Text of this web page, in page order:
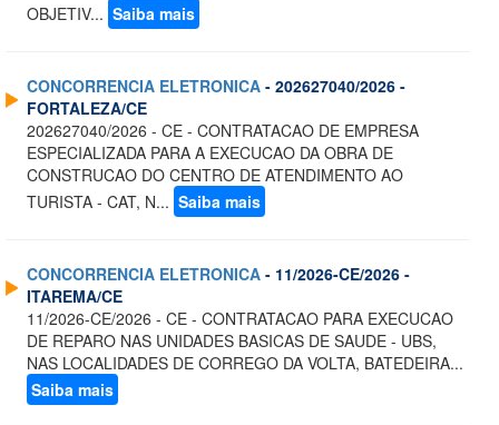
OBJETIV... Saiba mais
CONCORRENCIA ELETRONICA - 202627040/2026 -
FORTALEZA/CE
202627040/2026 - CE - CONTRATACAO DE EMPRESA
ESPECIALIZADA PARA A EXECUCAO DA OBRA DE
CONSTRUCAO DO CENTRO DE ATENDIMENTO AO
TURISTA - CAT, N... Saiba mais
CONCORRENCIA ELETRONICA - 11/2026-CE/2026 -
ITAREMA/CE
11/2026-CE/2026 - CE - CONTRATACAO PARA EXECUCAO
DE REPARO NAS UNIDADES BASICAS DE SAUDE - UBS,
NAS LOCALIDADES DE CORREGO DA VOLTA, BATEDEIRA...
Saiba mais